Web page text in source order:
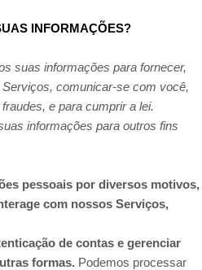
INFORMAÇÕES?
suas informações para fornecer,
comunicar-se com você,
e para cumprir a lei.
informações para outros fins
pessoais por diversos motivos,
com nossos Serviços,
de contas e gerenciar
formas. Podemos processar